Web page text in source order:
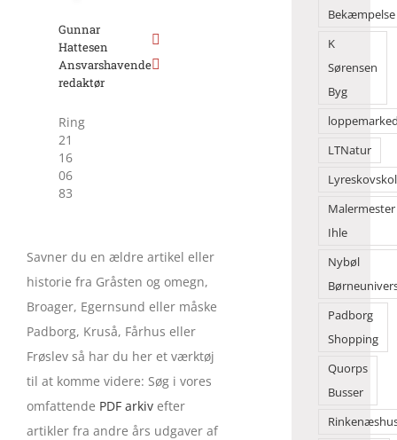
Gunnar
Hattesen
Ansvarshavende
redaktør
Ring
21
16
06
83
Savner du en ældre artikel eller
historie fra Gråsten og omegn,
Broager, Egernsund eller måske
Padborg, Kruså, Fårhus eller
Frøslev så har du her et værktøj
til at komme videre: Søg i vores
omfattende PDF arkiv efter
artikler fra andre års udgaver af
Bekæmpelse
K
Sørensen
Byg
LTNatur
Malermester
Ihle
Nybøl
Padborg
Shopping
Quorps
Busser